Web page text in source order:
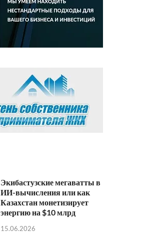
Экибастузские мегаватты в
ИИ-вычисления или как
Казахстан монетизирует
энергию на $10 млрд
15.06.2026